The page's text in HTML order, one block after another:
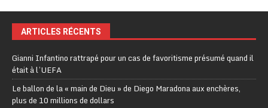
ARTICLES RÉCENTS
Gianni Infantino rattrapé pour un cas de favoritisme présumé quand il
était à l’UEFA
Le ballon de la « main de Dieu » de Diego Maradona aux enchères,
plus de 10 millions de dollars